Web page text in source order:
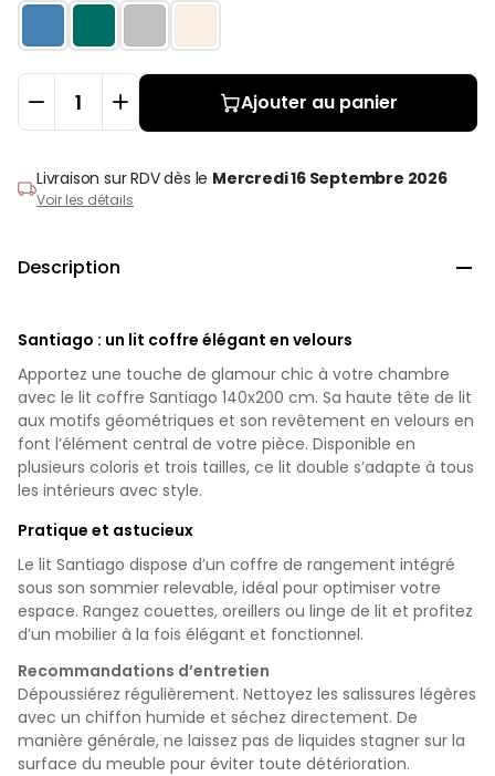
Ajouter au panier
Livraison sur RDVdès le Mercredi 16 Septembre 2026
Voir les détails
Description 
Santiago : un lit coffre élégant en velours
Apportez une touche de glamour chic à votre chambre
avec le lit coffre Santiago 140x200 cm. Sa haute tête de lit
aux motifs géométriques et son revêtement en velours en
font l’élément central de votre pièce. Disponible en
plusieurs coloris et trois tailles, ce lit double s’adapte à tous
les intérieurs avec style.
Pratique et astucieux
Le lit Santiago dispose d’un coffre de rangement intégré
sous son sommier relevable, idéal pour optimiser votre
espace. Rangez couettes, oreillers ou linge de lit et profitez
d’un mobilier à la fois élégant et fonctionnel.
Recommandations d’entretien
Dépoussiérez régulièrement. Nettoyez les salissures légères
avec un chiffon humide et séchez directement. De
manière générale, ne laissez pas de liquides stagner sur la
surface du meuble pour éviter toute détérioration.